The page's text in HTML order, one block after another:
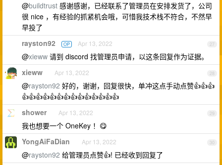
@buildtrust 感谢感谢，已经联系了管理员在安排发货了，公司
很 nice ，有经验的抓紧机会哦，可惜我技术栈不符合，不然早
早投了
27
rayston92 OP Apr 13, 2022
@xieww 请到 discord 找管理员申请，以这条回复作为证据。
28
xieww Apr 13, 2022
@rayston92 好的，谢谢，回复很快，单冲这点手动点赞👍👍👍
👍👍👍👍👍👍👍👍👍👍👍👍👍👍
29
shower Apr 13, 2022
我也想要一个 OneKey ！😋
30
YongAiFaDian Apr 13, 2022
@rayston92 给管理员点赞👍! 已经收到回复了